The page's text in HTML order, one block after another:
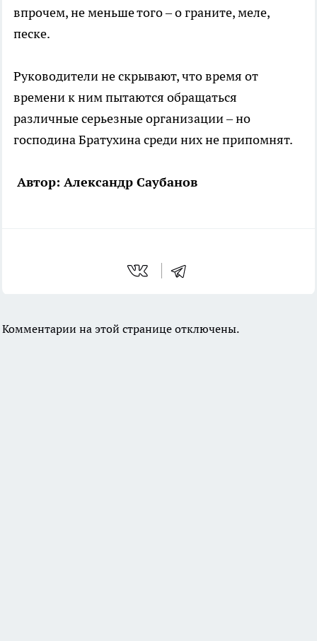
впрочем, не меньше того – о граните, меле,
песке.
Руководители не скрывают, что время от
времени к ним пытаются обращаться
различные серьезные организации – но
господина Братухина среди них не припомнят.
Автор: Александр Саубанов
Комментарии на этой странице отключены.